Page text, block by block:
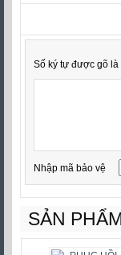
Số ký tự được gõ là
Nhập mã bảo vệ
SẢN